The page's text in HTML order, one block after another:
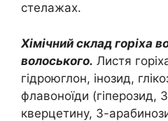
стелажах.
Хімічний склад горіха
волоського. Листя
гідроюглон, інозид,
флавоноїди (гіперозид,
кверцетину, 3-